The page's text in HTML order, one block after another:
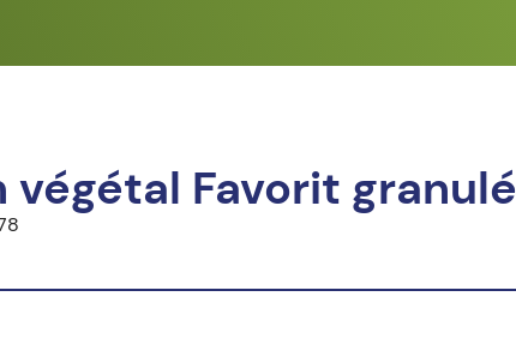
végétal Favorit granulé